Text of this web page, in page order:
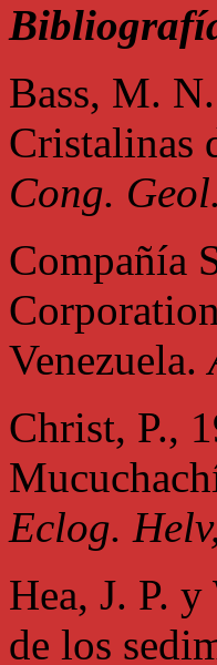
Bass, M.
Cristalinas
Cong.
Compañía
Venezuela.
Christ, P.,
Eclog.
Hea, J. P.
de los